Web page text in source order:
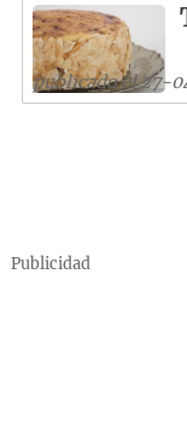
publicado el 27-
Publicidad